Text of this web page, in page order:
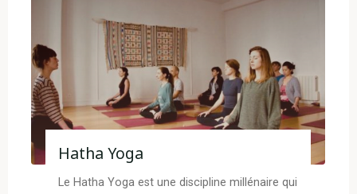
Hatha Yoga
Le Hatha Yoga est une discipline millénaire qui